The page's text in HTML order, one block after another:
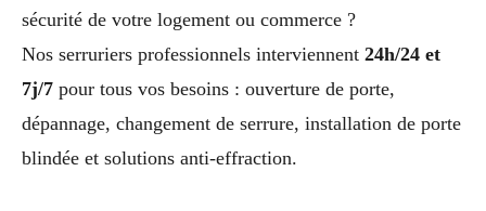
sécurité de votre logement ou commerce ?
Nos serruriers professionnels interviennent 24h/24 et
7j/7 pour tous vos besoins : ouverture de porte,
dépannage, changement de serrure, installation de porte
blindée et solutions anti-effraction.